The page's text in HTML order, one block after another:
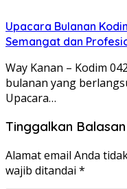
Upacara Bulanan
Semangat dan
Way Kanan – Kodim
bulanan yang
Upacara…
Tinggalkan Balasan
Alamat email Anda
wajib ditandai *